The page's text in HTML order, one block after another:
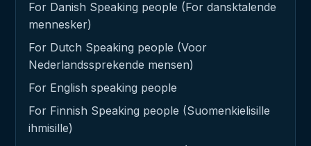
For Danish Speaking people (For dansktalende
mennesker)
For Dutch Speaking people (Voor
Nederlandssprekende mensen)
For English speaking people
For Finnish Speaking people (Suomenkielisille
ihmisille)